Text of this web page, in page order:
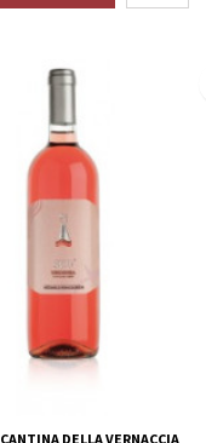
CANTINA DELLA VERNACCIA